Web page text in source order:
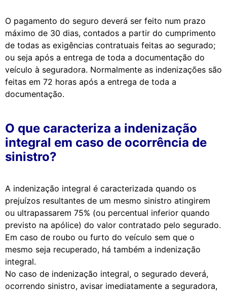
O pagamento do seguro deverá ser feito num prazo
máximo de 30 dias, contados a partir do cumprimento
de todas as exigências contratuais feitas ao segurado;
ou seja após a entrega de toda a documentação do
veículo à seguradora. Normalmente as indenizações são
feitas em 72 horas após a entrega de toda a
documentação.
O que caracteriza a indenização
integral em caso de ocorrência de
sinistro?
A indenização integral é caracterizada quando os
prejuízos resultantes de um mesmo sinistro atingirem
ou ultrapassarem 75% (ou percentual inferior quando
previsto na apólice) do valor contratado pelo segurado.
Em caso de roubo ou furto do veículo sem que o
mesmo seja recuperado, há também a indenização
integral.
No caso de indenização integral, o segurado deverá,
ocorrendo sinistro, avisar imediatamente a seguradora,